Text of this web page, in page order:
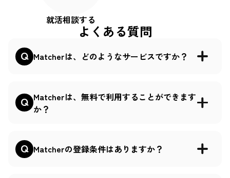
就活相談する
よくある質問
Matcherは、どのようなサービスですか？
Matcherは、無料で利用することができます
か？
Matcherの登録条件はありますか？